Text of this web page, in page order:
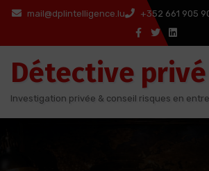
Aller
contenu
mail@dplintelligence.lu +352 661 905
Détective
Investigation privée & conseil risques en